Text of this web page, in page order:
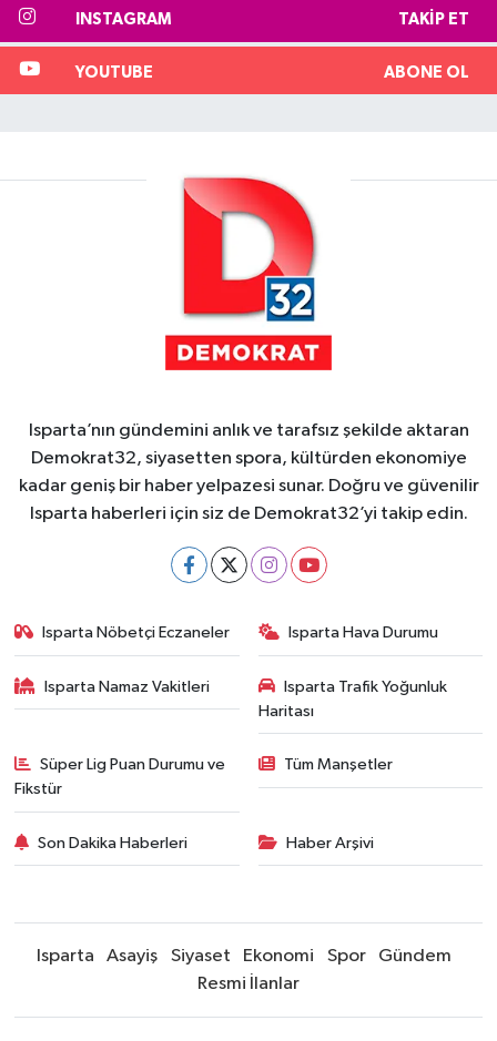
INSTAGRAM TAKIP ET
YOUTUBE ABONE OL
Isparta’nın gündemini anlık ve tarafsız şekilde aktaran
Demokrat32, siyasetten spora, kültürden ekonomiye
kadar geniş bir haber yelpazesi sunar. Doğru ve güvenilir
Isparta haberleri için siz de Demokrat32’yi takip edin.
Isparta Nöbetçi Eczaneler Isparta Hava Durumu
Isparta Namaz Vakitleri
Isparta Trafik Yoğunluk
Haritası
Süper Lig Puan Durumu ve
Fikstür
Tüm Manşetler
Son Dakika Haberleri Haber Arşivi
Isparta Asayiş Siyaset Ekonomi Spor
Gündem
Resmi İlanlar